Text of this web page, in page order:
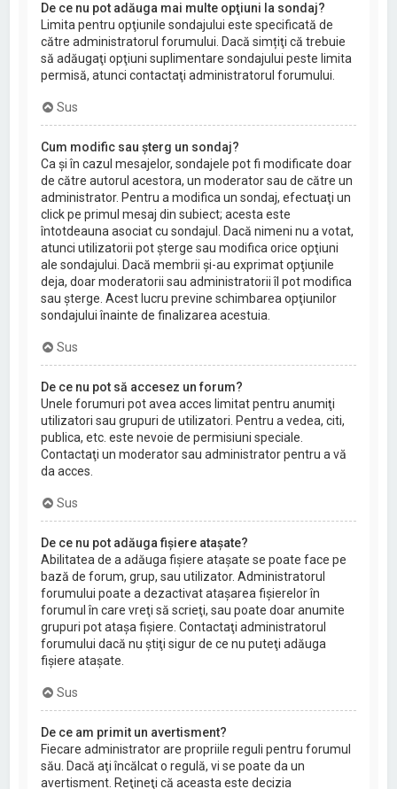
De ce nu pot adăuga mai multe opţiuni la sondaj?
Limita pentru opţiunile sondajului este specificată de
către administratorul forumului. Dacă simțiţi că trebuie
să adăugaţi opţiuni suplimentare sondajului peste limita
permisă, atunci contactaţi administratorul forumului.
Sus
Cum modific sau şterg un sondaj?
Ca şi în cazul mesajelor, sondajele pot fi modificate doar
de către autorul acestora, un moderator sau de către un
administrator. Pentru a modifica un sondaj, efectuaţi un
click pe primul mesaj din subiect; acesta este
întotdeauna asociat cu sondajul. Dacă nimeni nu a votat,
atunci utilizatorii pot şterge sau modifica orice opţiuni
ale sondajului. Dacă membrii şi-au exprimat opţiunile
deja, doar moderatorii sau administratorii îl pot modifica
sau şterge. Acest lucru previne schimbarea opţiunilor
sondajului înainte de finalizarea acestuia.
Sus
De ce nu pot să accesez un forum?
Unele forumuri pot avea acces limitat pentru anumiţi
utilizatori sau grupuri de utilizatori. Pentru a vedea, citi,
publica, etc. este nevoie de permisiuni speciale.
Contactaţi un moderator sau administrator pentru a vă
da acces.
Sus
De ce nu pot adăuga fişiere ataşate?
Abilitatea de a adăuga fişiere ataşate se poate face pe
bază de forum, grup, sau utilizator. Administratorul
forumului poate a dezactivat ataşarea fişierelor în
forumul în care vreţi să scrieţi, sau poate doar anumite
grupuri pot ataşa fişiere. Contactaţi administratorul
forumului dacă nu ştiţi sigur de ce nu puteţi adăuga
fişiere ataşate.
Sus
De ce am primit un avertisment?
Fiecare administrator are propriile reguli pentru forumul
său. Dacă aţi încălcat o regulă, vi se poate da un
avertisment. Reţineţi că aceasta este decizia